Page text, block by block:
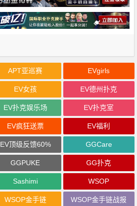
APT亚巡赛 EVgirls
EV女孩 EV德州扑克
EV扑克娱乐场 EV扑克室
EV疯狂送票 EV福利
EV顶级反馈60% GGCare
GGPUKE GG扑克
Sashimi WSOP
WSOP金手链 WSOP金手链战报